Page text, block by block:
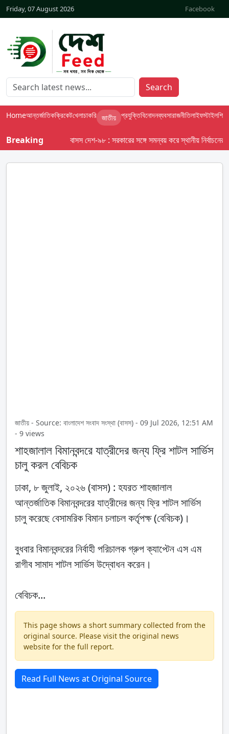
Friday, 07 August 2026 Facebook
Search
Homeআন্তর্জাতিকক্রিকেটখেলাচাকরি জাতীয় প্রযুক্তিবিনোদনব্যবসারাজনীতিলাইফস্টাইলশিক্ষা
Breaking বাসস দেশ-৯৮ : সরকারের সঙ্গে সমন্বয় করে স্থানীয় নির্বাচনের
জাতীয় - Source: বাংলাদেশ সংবাদ সংস্থা (বাসস) - 09 Jul 2026, 12:51 AM
- 9 views
শাহজালাল বিমানবন্দরে যাত্রীদের জন্য ফ্রি শাটল সার্ভিস
চালু করল বেবিচক
ঢাকা, ৮ জুলাই, ২০২৬ (বাসস) : হযরত শাহজালাল
আন্তর্জাতিক বিমানবন্দরের যাত্রীদের জন্য ফ্রি শাটল সার্ভিস
চালু করেছে বেসামরিক বিমান চলাচল কর্তৃপক্ষ (বেবিচক)।
বুধবার বিমানবন্দরের নির্বাহী পরিচালক গ্রুপ ক্যাপ্টেন এস এম
রাগীব সামাদ শাটল সার্ভিস উদ্বোধন করেন।
বেবিচক...
This page shows a short summary collected from the
original source. Please visit the original news
website for the full report.
Read Full News at Original Source